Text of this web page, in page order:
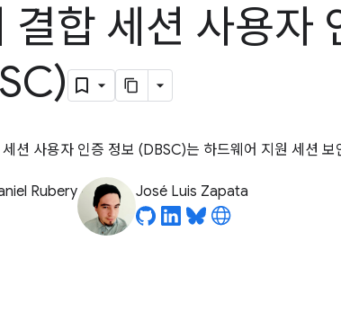
결합 세션 사용자
션 사용자 인증 정보 (DBSC)는 하드웨어 지원 세션
Rubery José Luis Zapata